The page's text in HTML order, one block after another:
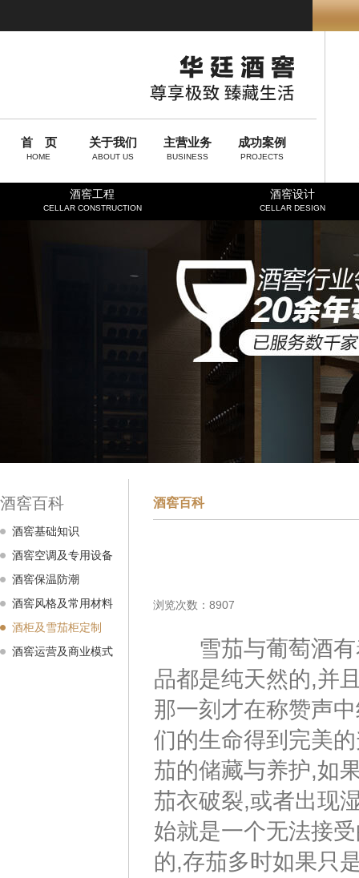
首 页
HOME
关于我们
ABOUT US
主营业务
BUSINESS
成功案例
PROJECTS
酒窖工程
CELLAR CONSTRUCTION
酒窖设计
CELLAR DESIGN
酒窖百科
酒窖基础知识
酒窖空调及专用设备
酒窖保温防潮
酒窖风格及常用材料
酒柜及雪茄柜定制
酒窖运营及商业模式
酒窖百科
浏览次数：8907
雪茄与葡萄酒有
品都是纯天然的,并
那一刻才在称赞声
们的生命得到完美
茄的储藏与养护,如
茄衣破裂,或者出现
始就是一个无法接
的,存茄多时如果只